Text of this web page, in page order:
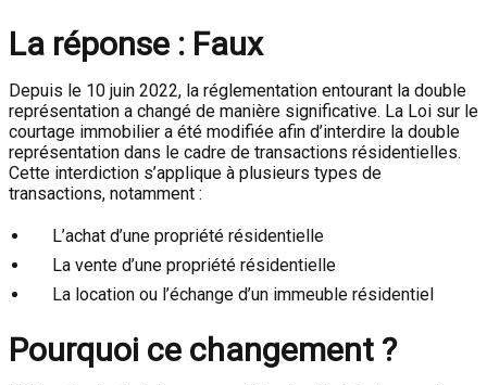
La réponse : Faux
Depuis le 10 juin 2022, la réglementation entourant la double
représentation a changé de manière significative. La Loi sur le
courtage immobilier a été modifiée afin d’interdire la double
représentation dans le cadre de transactions résidentielles.
Cette interdiction s’applique à plusieurs types de
transactions, notamment :
L’achat d’une propriété résidentielle
La vente d’une propriété résidentielle
La location ou l’échange d’un immeuble résidentiel
Pourquoi ce changement ?